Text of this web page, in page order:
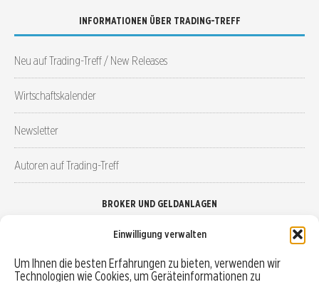
Einwilligung verwalten
Um Ihnen die besten Erfahrungen zu bieten, verwenden wir
Technologien wie Cookies, um Geräteinformationen zu
INFORMATIONEN ÜBER TRADING-TREFF
Neu auf Trading-Treff / New Releases
Wirtschaftskalender
Newsletter
Autoren auf Trading-Treff
BROKER UND GELDANLAGEN
Robo-Advisor vergleichen